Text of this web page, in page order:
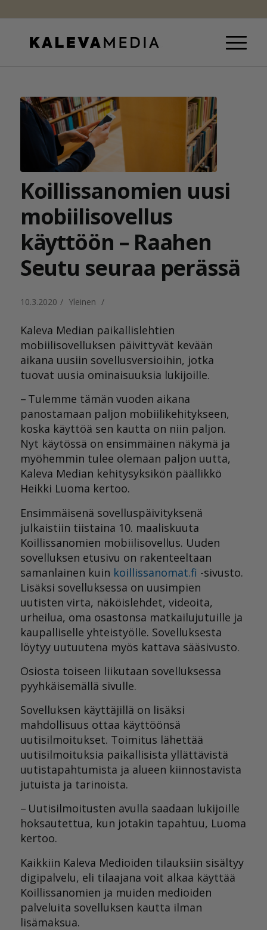
Koillissanomien uusi
mobiilisovellus
käyttöön – Raahen
Seutu seuraa perässä
10.3.2020 / Yleinen /
Kaleva Median paikallislehtien
mobiilisovelluksen päivittyvät kevään
aikana uusiin sovellusversioihin, jotka
tuovat uusia ominaisuuksia lukijoille.
– Tulemme tämän vuoden aikana
panostamaan paljon mobiilikehitykseen,
koska käyttöä sen kautta on niin paljon.
Nyt käytössä on ensimmäinen näkymä ja
myöhemmin tulee olemaan paljon uutta,
Kaleva Median kehitysyksikön päällikkö
Heikki Luoma kertoo.
Ensimmäisenä sovelluspäivityksenä
julkaistiin tiistaina 10. maaliskuuta
Koillissanomien mobiilisovellus. Uuden
sovelluksen etusivu on rakenteeltaan
samanlainen kuin koillissanomat.fi -sivusto.
Lisäksi sovelluksessa on uusimpien
uutisten virta, näköislehdet, videoita,
urheilua, oma osastonsa matkailujutuille ja
kaupalliselle yhteistyölle. Sovelluksesta
löytyy uutuutena myös kattava sääsivusto.
Osiosta toiseen liikutaan sovelluksessa
pyyhkäisemällä sivulle.
Sovelluksen käyttäjillä on lisäksi
mahdollisuus ottaa käyttöönsä
uutisilmoitukset. Toimitus lähettää
uutisilmoituksia paikallisista yllättävistä
uutistapahtumista ja alueen kiinnostavista
jutuista ja tarinoista.
– Uutisilmoitusten avulla saadaan lukijoille
hoksautettua, kun jotakin tapahtuu, Luoma
kertoo.
Kaikkiin Kaleva Medioiden tilauksiin sisältyy
digipalvelu, eli tilaajana voit alkaa käyttää
Koillissanomien ja muiden medioiden
palveluita sovelluksen kautta ilman
lisämaksua.